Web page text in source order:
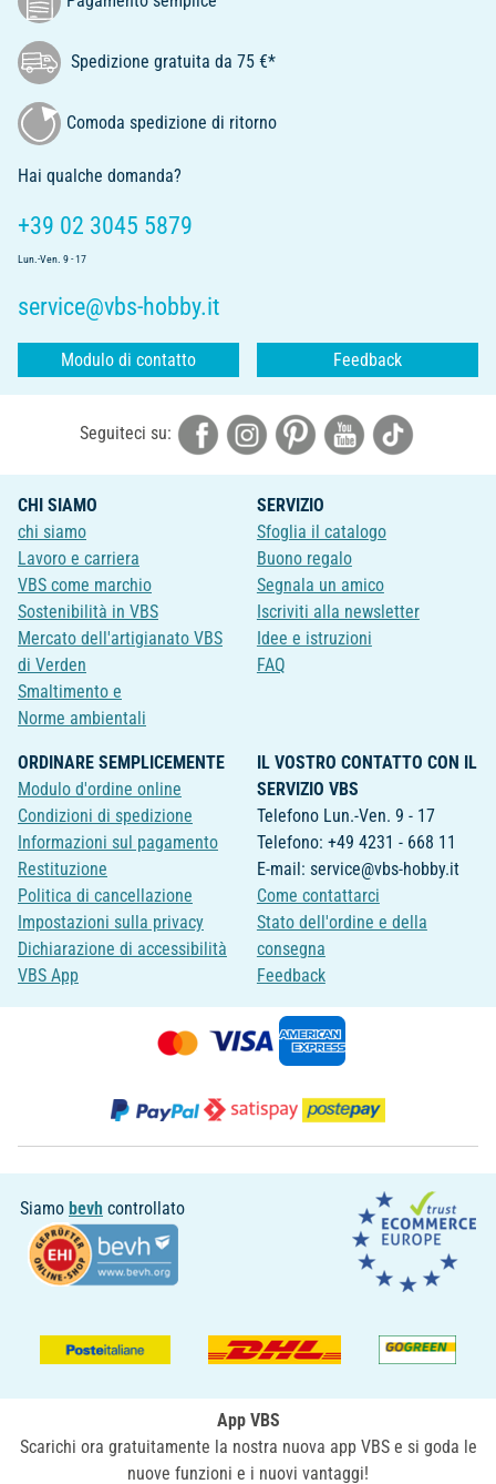
Spedizione gratuita da 75 €*
Comoda spedizione di ritorno
Hai qualche domanda?
+39 02 3045 5879
Lun.-Ven. 9 - 17
service@vbs-hobby.it
Modulo di contatto Feedback
Seguiteci su:
CHI SIAMO
chi siamo
Lavoro e carriera
VBS come marchio
Sostenibilità in VBS
Mercato dell'artigianato VBS
di Verden
Smaltimento e
Norme ambientali
SERVIZIO
Sfoglia il catalogo
Buono regalo
Segnala un amico
Iscriviti alla newsletter
Idee e istruzioni
FAQ
ORDINARE SEMPLICEMENTE
Modulo d'ordine online
Condizioni di spedizione
Informazioni sul pagamento
Restituzione
Politica di cancellazione
Impostazioni sulla privacy
Dichiarazione di accessibilità
VBS App
IL VOSTRO CONTATTO CON IL
SERVIZIO VBS
Telefono Lun.-Ven. 9 - 17
Telefono: +49 4231 - 668 11
E-mail: service@vbs-hobby.it
Come contattarci
Stato dell'ordine e della
consegna
Feedback
Siamo bevh controllato
App VBS
Scarichi ora gratuitamente la nostra nuova app VBS e si goda le
nuove funzioni e i nuovi vantaggi!